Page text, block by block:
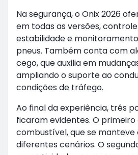
Na segurança, o Onix 2026
em todas as versões,
estabilidade e
pneus. Também conta com
cego, que auxilia em
ampliando o suporte ao
condições de tráfego.
Ao final da experiência, três
ficaram evidentes. O
combustível, que se
diferentes cenários. O